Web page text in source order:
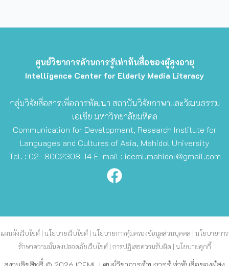
ศูนย์วิชาการด้านการรู้เท่าทันสื่อของผู้สูงอายุ
Intelligence Center for Elderly Media Literacy
กลุ่มวิจัยสื่อสารเพื่อการพัฒนา สถาบันวิจัยภาษาและวัฒนธรรม
เอเชีย มหาวิทยาลัยมหิดล
Communication for Development, Research Institute for
Languages and Cultures of Asia, Mahidol University
Tel. : 02- 8002308-14 E-mail : iceml.mahidol@gmail.com
แผนผังเว็บไซต์ | นโยบายเว็บไซต์ | นโยบายการคุ้มครองข้อมูลส่วนบุคคล | นโยบายการ
รักษาความมั่นคงปลอดภัยเว็บไซต์ | การปฏิเสธความรับผิด | นโยบายคุกกี้